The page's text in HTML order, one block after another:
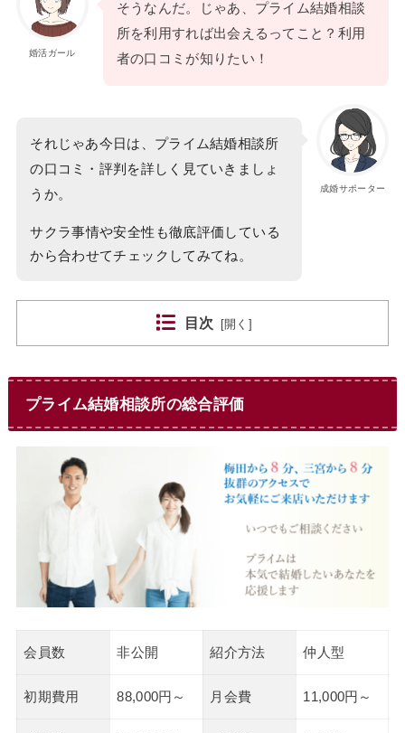
婚活ガール
そうなんだ。じゃあ、プライム結婚相談
所を利用すれば出会えるってこと？利用
者の口コミが知りたい！
成婚サポーター
それじゃあ今日は、プライム結婚相談所
の口コミ・評判を詳しく見ていきましょ
うか。
サクラ事情や安全性も徹底評価している
から合わせてチェックしてみてね。
目次 [開く ]
プライム結婚相談所の総合評価
会員数 非公開 紹介方法 仲人型
初期費用 88,000円～ 月会費 11,000円～